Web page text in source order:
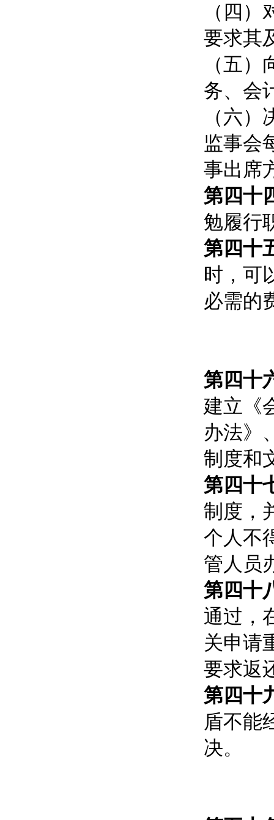
（四
要求其
（五
务、会
（六
监事会
事出席
第四十
勉履行
第四十
时，可
必需的
第四十
建立《
办法》
制度和
第四十
制度，
个人不
管人员
第四十
通过，
关申请
要求返
第四十
盾不能
决。